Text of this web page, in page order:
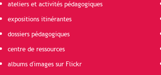
ateliers et activités pédagogiques
expositions itinérantes
dossiers pédagogiques
centre de ressources
albums d'images sur Flickr